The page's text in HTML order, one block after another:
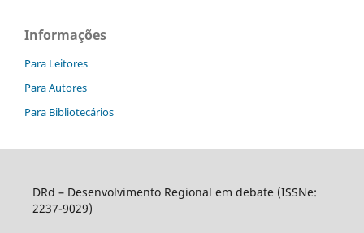
Informações
Para Leitores
Para Autores
Para Bibliotecários
DRd – Desenvolvimento Regional em debate (ISSNe:
2237-9029)